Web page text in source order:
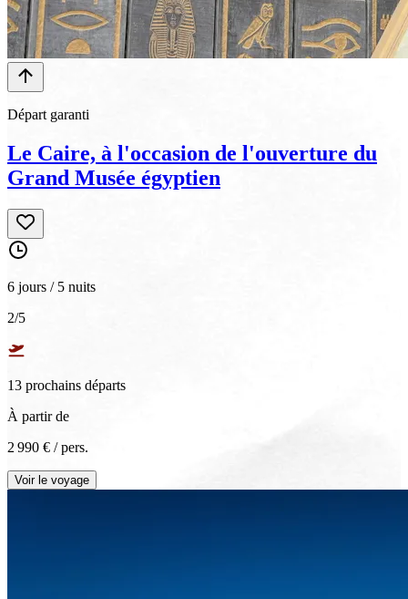
Départ garanti
Le Caire, à l'occasion de l'ouverture du
Grand Musée égyptien
6 jours / 5 nuits
2/5
13 prochains départs
À partir de
2 990 € / pers.
Voir le voyage